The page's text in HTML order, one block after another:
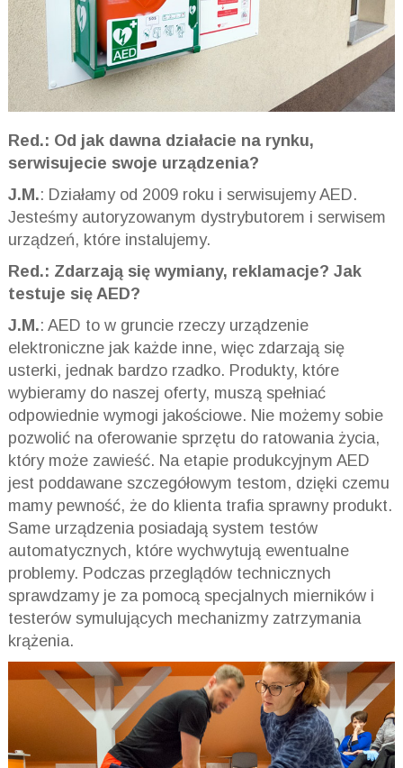
Red.: Od jak dawna działacie na rynku,
serwisujecie swoje urządzenia?
J.M.: Działamy od 2009 roku i serwisujemy AED.
Jesteśmy autoryzowanym dystrybutorem i serwisem
urządzeń, które instalujemy.
Red.: Zdarzają się wymiany, reklamacje? Jak
testuje się AED?
J.M.: AED to w gruncie rzeczy urządzenie
elektroniczne jak każde inne, więc zdarzają się
usterki, jednak bardzo rzadko. Produkty, które
wybieramy do naszej oferty, muszą spełniać
odpowiednie wymogi jakościowe. Nie możemy sobie
pozwolić na oferowanie sprzętu do ratowania życia,
który może zawieść. Na etapie produkcyjnym AED
jest poddawane szczegółowym testom, dzięki czemu
mamy pewność, że do klienta trafia sprawny produkt.
Same urządzenia posiadają system testów
automatycznych, które wychwytują ewentualne
problemy. Podczas przeglądów technicznych
sprawdzamy je za pomocą specjalnych mierników i
testerów symulujących mechanizmy zatrzymania
krążenia.